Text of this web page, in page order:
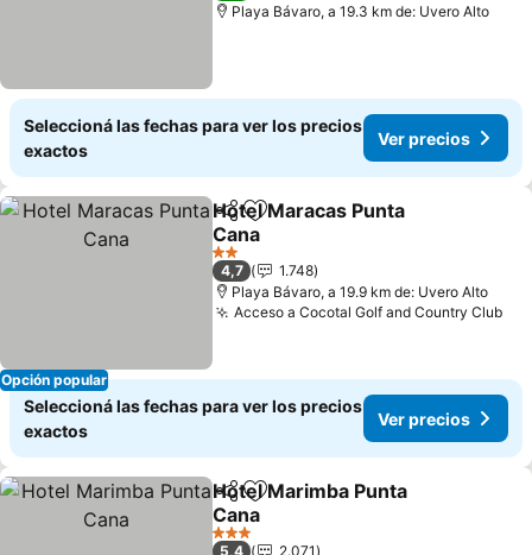
Playa Bávaro, a 19.3 km de: Uvero Alto
Seleccioná las fechas para ver los precios
exactos
Ver precios
Opción popular
CompartirAñadir a favoritos
Hotel Maracas Punta
Cana
Ver precios
2 Estrellas
4,7
1.748
Playa Bávaro, a 19.9 km de: Uvero Alto
Acceso a Cocotal Golf and Country Club
Seleccioná las fechas para ver los precios
exactos
Ver precios
CompartirAñadir a favoritos
Hotel Marimba Punta
Cana
Ver precios
3 Estrellas
5,4
2.071